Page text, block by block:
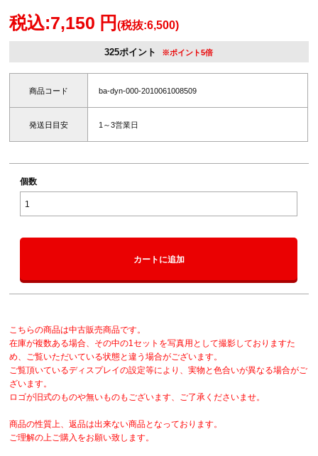
税込:7,150 円(税抜:6,500)
325ポイント ※ポイント5倍
商品コード ba-dyn-000-2010061008509
発送日目安 1～3営業日
個数
カートに追加
こちらの商品は中古販売商品です。
在庫が複数ある場合、その中の1セットを写真用として撮影しておりますた
め、ご覧いただいている状態と違う場合がございます。
ご覧頂いているディスプレイの設定等により、実物と色合いが異なる場合がご
ざいます。
ロゴが旧式のものや無いものもございます、ご了承くださいませ。
商品の性質上、返品は出来ない商品となっております。
ご理解の上ご購入をお願い致します。